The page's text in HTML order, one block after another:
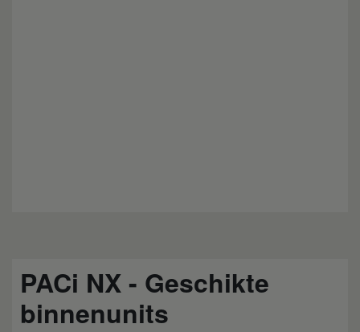
PACi NX - Geschikte
binnenunits